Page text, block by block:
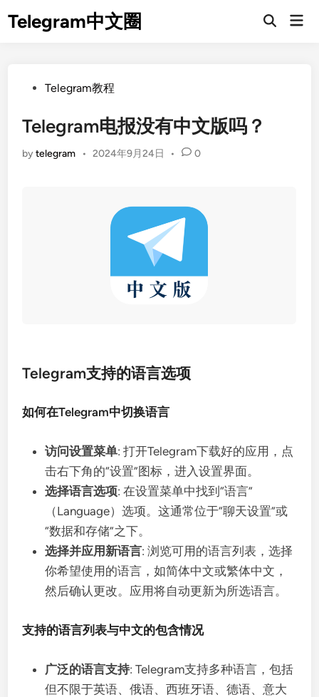
Telegram中文圈
Open
PostedTelegram教程
Telegram电报没有中文版吗？
bytelegram • 2024年9月24日 • 0
Telegram支持的语言选项
如何在Telegram中切换语言
访问设置菜单: 打开Telegram下载好的应用，点
击右下角的“设置”图标，进入设置界面。
选择语言选项: 在设置菜单中找到“语言”
（Language）选项。这通常位于“聊天设置”或
“数据和存储”之下。
选择并应用新语言: 浏览可用的语言列表，选择
你希望使用的语言，如简体中文或繁体中文，
然后确认更改。应用将自动更新为所选语言。
支持的语言列表与中文的包含情况
广泛的语言支持: Telegram支持多种语言，包括
但不限于英语、俄语、西班牙语、德语、意大